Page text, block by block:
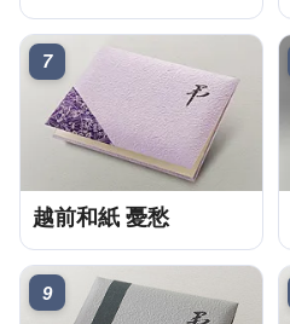
7
越前和紙 憂愁
9